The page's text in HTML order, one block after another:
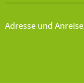
Adresse und Anreise